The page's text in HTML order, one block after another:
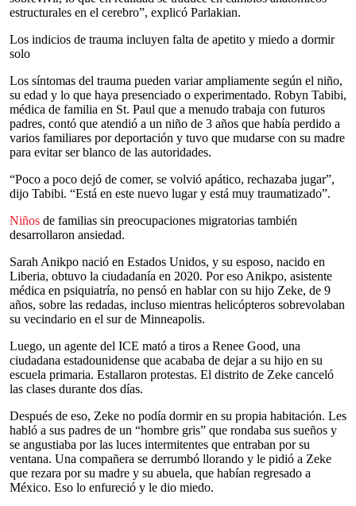
estructurales en el cerebro”, explicó Parlakian.
Los indicios de trauma incluyen falta de apetito y miedo a dormir
solo
Los síntomas del trauma pueden variar ampliamente según el niño,
su edad y lo que haya presenciado o experimentado. Robyn Tabibi,
médica de familia en St. Paul que a menudo trabaja con futuros
padres, contó que atendió a un niño de 3 años que había perdido a
varios familiares por deportación y tuvo que mudarse con su madre
para evitar ser blanco de las autoridades.
“Poco a poco dejó de comer, se volvió apático, rechazaba jugar”,
dijo Tabibi. “Está en este nuevo lugar y está muy traumatizado”.
Niños de familias sin preocupaciones migratorias también
desarrollaron ansiedad.
Sarah Anikpo nació en Estados Unidos, y su esposo, nacido en
Liberia, obtuvo la ciudadanía en 2020. Por eso Anikpo, asistente
médica en psiquiatría, no pensó en hablar con su hijo Zeke, de 9
años, sobre las redadas, incluso mientras helicópteros sobrevolaban
su vecindario en el sur de Minneapolis.
Luego, un agente del ICE mató a tiros a Renee Good, una
ciudadana estadounidense que acababa de dejar a su hijo en su
escuela primaria. Estallaron protestas. El distrito de Zeke canceló
las clases durante dos días.
Después de eso, Zeke no podía dormir en su propia habitación. Les
habló a sus padres de un “hombre gris” que rondaba sus sueños y
se angustiaba por las luces intermitentes que entraban por su
ventana. Una compañera se derrumbó llorando y le pidió a Zeke
que rezara por su madre y su abuela, que habían regresado a
México. Eso lo enfureció y le dio miedo.